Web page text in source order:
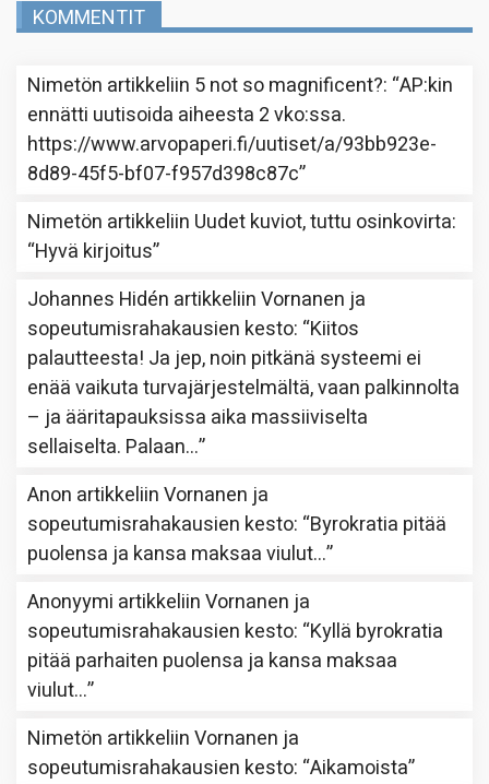
KOMMENTIT
Nimetön artikkeliin 5 not so magnificent?: “AP:kin
ennätti uutisoida aiheesta 2 vko:ssa.
https://www.arvopaperi.fi/uutiset/a/93bb923e-
8d89-45f5-bf07-f957d398c87c”
Nimetön artikkeliin Uudet kuviot, tuttu osinkovirta:
“Hyvä kirjoitus”
Johannes Hidén artikkeliinVornanen ja
sopeutumisrahakausien kesto: “Kiitos
palautteesta! Ja jep, noin pitkänä systeemi ei
enää vaikuta turvajärjestelmältä, vaan palkinnolta
– ja ääritapauksissa aika massiiviselta
sellaiselta. Palaan…”
Anon artikkeliinVornanen ja
sopeutumisrahakausien kesto: “Byrokratia pitää
puolensa ja kansa maksaa viulut…”
Anonyymi artikkeliinVornanen ja
sopeutumisrahakausien kesto: “Kyllä byrokratia
pitää parhaiten puolensa ja kansa maksaa
viulut…”
Nimetön artikkeliinVornanen ja
sopeutumisrahakausien kesto: “Aikamoista”